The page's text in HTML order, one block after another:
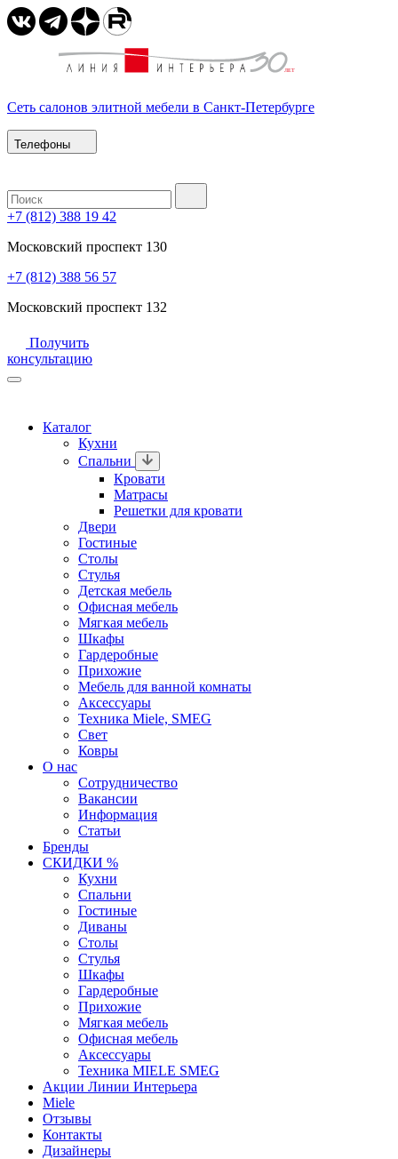
Сеть салонов элитной мебели в Санкт-Петербурге
Телефоны
+7 (812) 388 19 42
Московский проспект 130
+7 (812) 388 56 57
Московский проспект 132
Получить
консультацию
Каталог
Кухни
Спальни
Кровати
Матрасы
Решетки для кровати
Двери
Гостиные
Столы
Стулья
Детская мебель
Офисная мебель
Мягкая мебель
Шкафы
Гардеробные
Прихожие
Мебель для ванной комнаты
Аксессуары
Техника Miele, SMEG
Свет
Ковры
О нас
Сотрудничество
Вакансии
Информация
Статьи
Бренды
СКИДКИ %
Кухни
Спальни
Гостиные
Диваны
Столы
Стулья
Шкафы
Гардеробные
Прихожие
Мягкая мебель
Офисная мебель
Аксессуары
Техника MIELE SMEG
Акции Линии Интерьера
Miele
Отзывы
Контакты
Дизайнеры